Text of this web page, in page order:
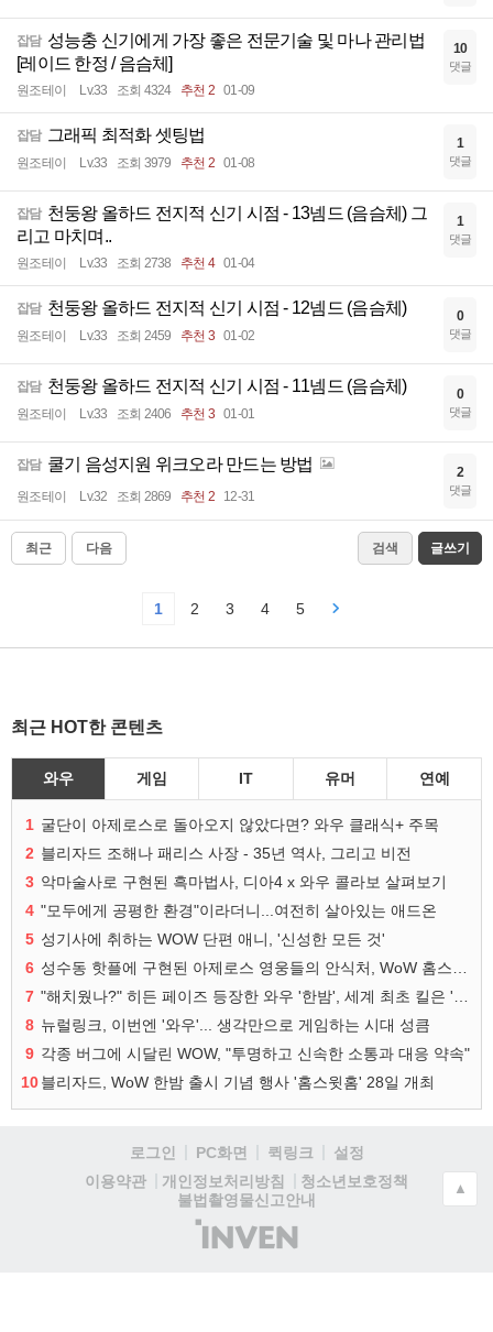
잡담 성능충 신기에게 가장 좋은 전문기술 및 마나 관리법
[레이드 한정 / 음슴체]
원조테이 Lv.33 조회 4324 추천 2 01-09
10
댓글
잡담 그래픽 최적화 셋팅법
원조테이 Lv.33 조회 3979 추천 2 01-08
1
댓글
잡담 천둥왕 올하드 전지적 신기 시점 - 13넴드 (음슴체) 그
리고 마치며..
원조테이 Lv.33 조회 2738 추천 4 01-04
1
댓글
잡담 천둥왕 올하드 전지적 신기 시점 - 12넴드 (음슴체)
원조테이 Lv.33 조회 2459 추천 3 01-02
0
댓글
잡담 천둥왕 올하드 전지적 신기 시점 - 11넴드 (음슴체)
원조테이 Lv.33 조회 2406 추천 3 01-01
0
댓글
잡담 쿨기 음성지원 위크오라 만드는 방법
원조테이 Lv.32 조회 2869 추천 2 12-31
2
댓글
최근 다음 검색 글쓰기
1 2 3 4 5
최근 HOT한 콘텐츠
와우 게임 IT 유머 연예
1 굴단이 아제로스로 돌아오지 않았다면? 와우 클래식+ 주목
2 블리자드 조해나 패리스 사장 - 35년 역사, 그리고 비전
3 악마술사로 구현된 흑마법사, 디아4 x 와우 콜라보 살펴보기
4 "모두에게 공평한 환경"이라더니...여전히 살아있는 애드온
5 성기사에 취하는 WOW 단편 애니, '신성한 모든 것'
6
7
8 뉴럴링크, 이번엔 '와우'... 생각만으로 게임하는 시대 성큼
9 각종 버그에 시달린 WOW, "투명하고 신속한 소통과 대응 약속"
10블리자드, WoW 한밤 출시 기념 행사 '홈스윗홈' 28일 개최
로그인 PC화면 퀵링크
설정
이용약관
개인정보처리방침
청소년보호정책
불법촬영물신고안내
(주)
인
▲